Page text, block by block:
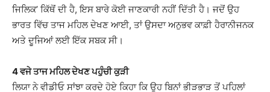
ਜਿਲਿਕ’ ਕਿੱਥੋਂ ਦੀ ਹੈ, ਇਸ ਬਾਰੇ ਕੋਈ ਜਾਣਕਾਰੀ ਨਹੀਂ ਦਿੱਤੀ ਹੈ। ਜਦੋਂ ਉਹ
ਭਾਰਤ ਵਿੱਚ ਤਾਜ ਮਹਿਲ ਦੇਖਣ ਆਈ, ਤਾਂ ਉਸਦਾ ਅਨੁਭਵ ਕਾਫ਼ੀ ਹੈਰਾਨੀਜਨਕ
ਅਤੇ ਦੂਜਿਆਂ ਲਈ ਇੱਕ ਸਬਕ ਸੀ।
4 ਵਜੇ ਤਾਜ ਮਹਿਲ ਦੇਖਣ ਪਹੁੰਚੀ ਕੁੜੀ
ਲਿਯਾ ਨੇ ਵੀਡੀਓ ਸਾਂਝਾ ਕਰਦੇ ਹੋਏ ਕਿਹਾ ਕਿ ਉਹ ਬਿਨਾਂ ਭੀੜਭਾੜ ਤੋਂ ਪਹਿਲਾਂ